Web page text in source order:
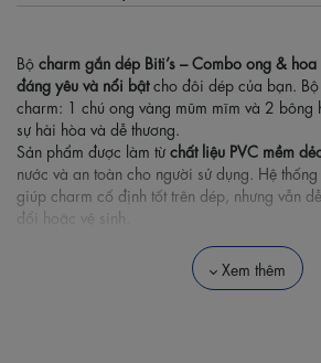
Bộ charm gắn dép Biti’s – Combo ong & hoa
đáng yêu và nổi bậtcho đôi dép của bạn.
charm: 1 chú ong vàng mũm mĩm và 2 bông
sự hài hòa và dễ thương.
Sản phẩm được làm từ chất liệu PVC mềm
nước và an toàn cho người sử dụng. Hệ
giúp charm cố định tốt trên dép, nhưng vẫn
đổi hoặc vệ sinh.
trẻ em và người lớn, đặc biệt là những ai yêu
Xem thêm